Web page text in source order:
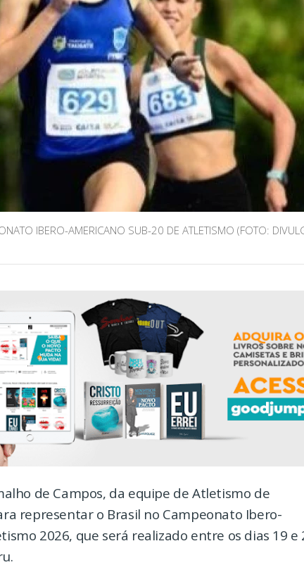
IBERO-AMERICANO SUB-20 DE ATLETISMO (FOTO:
de Campos, da equipe de Atletismo de
representar o Brasil no Campeonato Ibero-
2026, que será realizado entre os dias 19 e